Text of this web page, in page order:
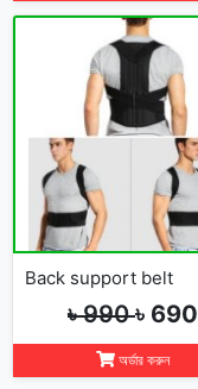
Back support belt
৳ 990৳ 690
অর্ডার করুন